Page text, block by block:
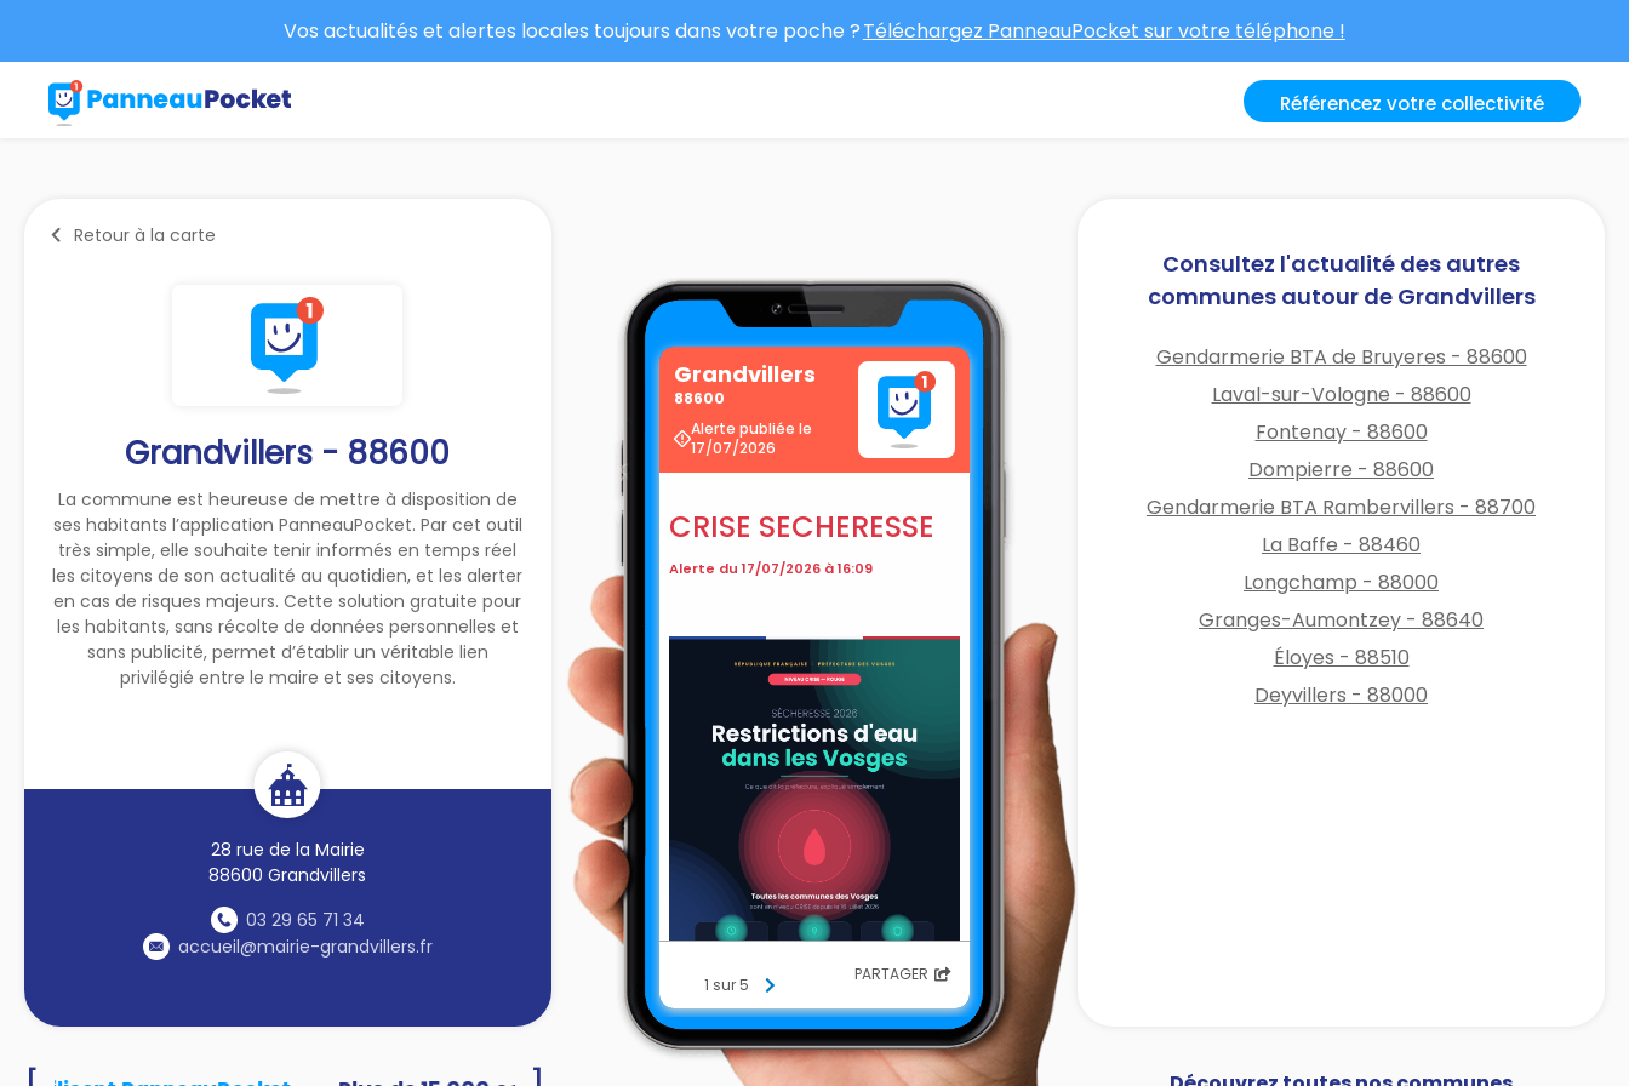
Vos actualités et alertes locales toujours dans votre poche ?Téléchargez PanneauPocket sur votre téléphone !
Référencez votre collectivité
Retour à la carte
Grandvillers - 88600
La commune est heureuse de mettre à disposition de
ses habitants l’application PanneauPocket. Par cet outil
très simple, elle souhaite tenir informés en temps réel
les citoyens de son actualité au quotidien, et les alerter
en cas de risques majeurs. Cette solution gratuite pour
les habitants, sans récolte de données personnelles et
sans publicité, permet d’établir un véritable lien
privilégié entre le maire et ses citoyens.
28 rue de la Mairie
88600 Grandvillers
03 29 65 71 34
accueil@mairie-grandvillers.fr
Grandvillers
88600
Alerte publiée le
17/07/2026
CRISE SECHERESSE
Alerte du 17/07/2026 à 16:09
1 sur 5 PARTAGER
Consultez l'actualité des autres
communes autour de Grandvillers
Gendarmerie BTA de Bruyeres - 88600
Laval-sur-Vologne - 88600
Fontenay - 88600
Dompierre - 88600
Gendarmerie BTA Rambervillers - 88700
La Baffe - 88460
Longchamp - 88000
Granges-Aumontzey - 88640
Éloyes - 88510
Deyvillers - 88000